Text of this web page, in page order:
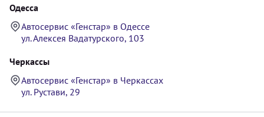
Одесса
Автосервис «Генстар» в Одессе
ул. Алексея Вадатурского, 103
Черкассы
Автосервис «Генстар» в Черкассах
ул. Рустави, 29